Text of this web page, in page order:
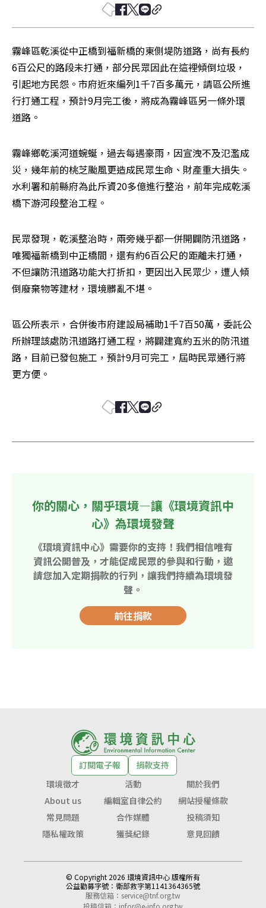
霧峰區乾溪從中正橋到福新橋的東側堤防道路，尚有長約
6百公尺的路段未打通，部分民眾因此在這裡傾倒垃圾，
引起地方民怨。市府近來編列1千7百多萬元，請區公所進
行打通工程，預計9月完工後，將成為霧峰區另一條外環
道路。
霧峰鄉乾溪河道蜿蜒，過去每遇豪雨，因宣洩不及氾濫成
災，幾年前的桃芝颱風更造成民眾生命、財產重大損失。
水利署和前縣府為此斥資20多億進行整治，前年完成乾溪
橋下游河段整治工程。
民眾發現，乾溪整治時，兩旁幾乎都一併開闢防汛道路，
唯獨福新橋到中正橋間，還有約6百公尺的距離未打通，
不但讓防汛道路功能大打折扣，更因出入民眾少，遭人傾
倒廢棄物等建材，環境髒亂不堪。
區公所表示，合併後市府建設局補助1千7百50萬，委託公
所辦理該處防汛道路打通工程，將闢建寬約五米的防汛道
路，目前已發包施工，預計9月可完工，屆時民眾通行將
更方便。
你的關心，關乎環境—讓《環境資訊中
心》為環境發聲
《環境資訊中心》需要你的支持！我們相信唯有
資訊公開普及，才能促成民眾的參與和行動，邀
請您加入定期捐款的行列，讓我們持續為環境發
聲。
前往捐款
訂閱電子報
捐款支持
環境徵才
活動
關於我們
About us
編輯室自律公約
網站授權條款
常見問題
合作媒體
投稿須知
隱私權政策
獲獎紀錄 意見回饋
© Copyright 2026 環境資訊中心 版權所有
公益勸募字號： 衛部救字第1141364365號
服務信箱： service@tnf.org.tw
投稿信箱： infor@e-info.org.tw